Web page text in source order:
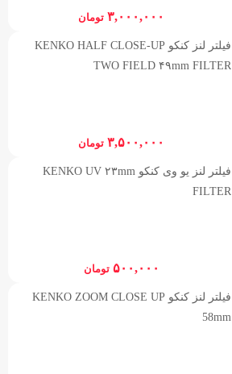
۳,۰۰۰,۰۰۰ تومان
فیلتر لنز کنکو KENKO HALF CLOSE-UP
TWO FIELD ۴۹mm FILTER
۳,۵۰۰,۰۰۰ تومان
فیلتر لنز یو وی کنکو KENKO UV ۲۳mm
FILTER
۵۰۰,۰۰۰ تومان
فیلتر لنز کنکو KENKO ZOOM CLOSE UP
58mm